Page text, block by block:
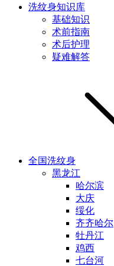
洗纹身知识库
基础知识
术前指南
术后护理
疑难解答
全国洗纹身
黑龙江
哈尔滨
大庆
绥化
齐齐哈尔
牡丹江
鸡西
七台河